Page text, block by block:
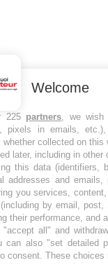
Welcome
225 partners, we wish
pixels in emails,
whether collected on
later, including in other
this data (identifiers,
addresses and
you services,
by email, post,
their performance, and
"accept all" and
can also "set detailed
consent. These choices